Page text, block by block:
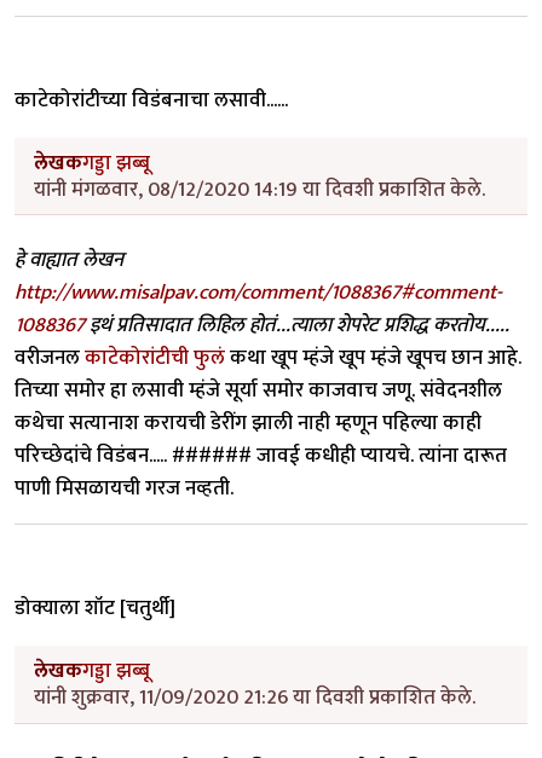
काटेकोरांटीच्या विडंबनाचा लसावी......
लेखकगड्डा झब्बू
यांनी मंगळवार, 08/12/2020 14:19 या दिवशी प्रकाशित केले.
हे वाह्यात लेखन
http://www.misalpav.com/comment/1088367#comment-
1088367इथं प्रतिसादात लिहिल होतं...त्याला शेपरेट प्रशिद्ध करतोय.....
वरीजनलकाटेकोरांटीची फुलंकथा खूप म्हंजे खूप म्हंजे खूपच छान आहे.
तिच्या समोर हा लसावी म्हंजे सूर्या समोर काजवाच जणू. संवेदनशील
कथेचा सत्यानाश करायची डेरींग झाली नाही म्हणून पहिल्या काही
परिच्छेदांचे विडंबन..... ###### जावई कधीही प्यायचे. त्यांना दारूत
पाणी मिसळायची गरज नव्हती.
डोक्याला शॉट [चतुर्थी]
लेखकगड्डा झब्बू
यांनी शुक्रवार, 11/09/2020 21:26 या दिवशी प्रकाशित केले.